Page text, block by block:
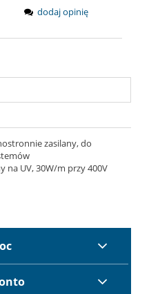
dodaj opinię
zasilany, do
UV, 30W/m przy 400V